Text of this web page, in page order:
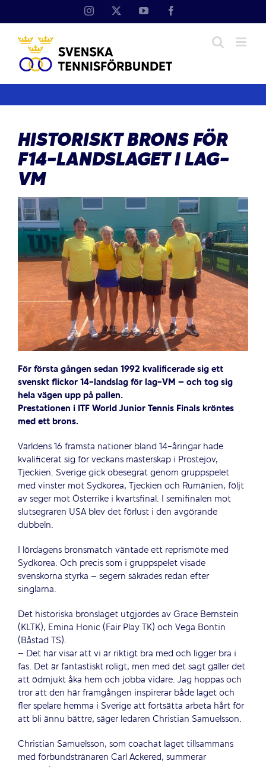
Instagram YouTube
HISTORISKT BRONS FÖR
F14-LANDSLAGET I LAG-
VM
För första gången sedan 1992 kvalificerade sig ett
svenskt flickor 14-landslag för lag-VM – och tog sig
hela vägen upp på pallen.
Prestationen i ITF World Junior Tennis Finals kröntes
med ett brons.
Världens 16 främsta nationer bland 14-åringar hade
kvalificerat sig för veckans mästerskap i Prostejov,
Tjeckien. Sverige gick obesegrat genom gruppspelet
med vinster mot Sydkorea, Tjeckien och Rumänien, följt
av seger mot Österrike i kvartsfinal. I semifinalen mot
slutsegraren USA blev det förlust i den avgörande
dubbeln.
I lördagens bronsmatch väntade ett reprismöte med
Sydkorea. Och precis som i gruppspelet visade
svenskorna styrka – segern säkrades redan efter
singlarna.
Det historiska bronslaget utgjordes av Grace Bernstein
(KLTK), Emina Honic (Fair Play TK) och Vega Bontin
(Båstad TS).
– Det här visar att vi är riktigt bra med och ligger bra i
fas. Det är fantastiskt roligt, men med det sagt gäller det
att ödmjukt åka hem och jobba vidare. Jag hoppas och
tror att den här framgången inspirerar både laget och
fler spelare hemma i Sverige att fortsätta arbeta hårt för
att bli ännu bättre, säger ledaren Christian Samuelsson.
Christian Samuelsson, som coachat laget tillsammans
med förbundstränaren Carl Ackered, summerar